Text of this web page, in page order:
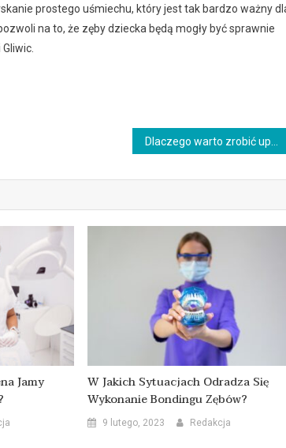
prostego uśmiechu, który jest tak bardzo ważny
na to, że zęby dziecka będą mogły być sprawnie
Jamy
W Jakich Sytuacjach Odradza Się
Wykonanie Bondingu Zębów?
9 lutego, 2023 Redakcja